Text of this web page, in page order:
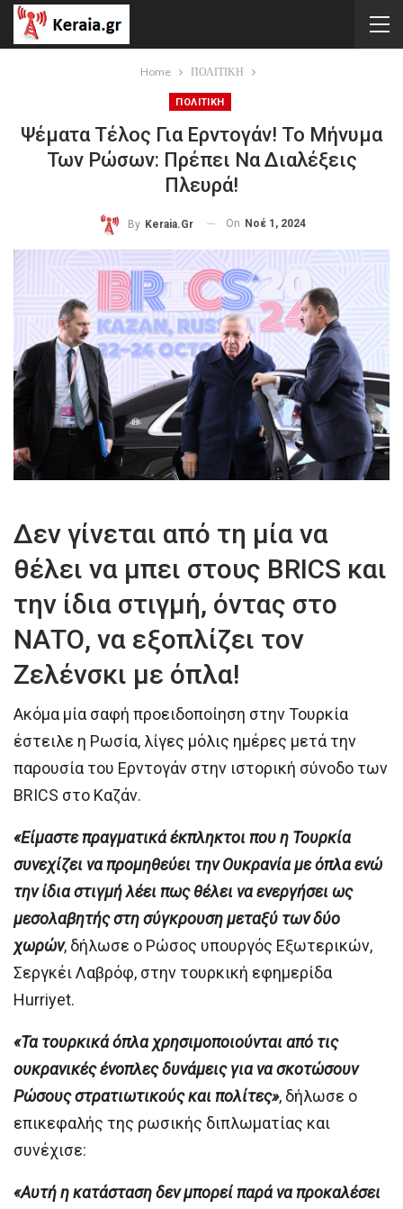
Home ΠΟΛΙΤΙΚΗ
ΠΟΛΙΤΙΚΗ
Ψέματα Τέλος Για Ερντογάν! Το Μήνυμα
Των Ρώσων: Πρέπει Να Διαλέξεις
Πλευρά!
By Keraia.gr On Νοέ 1, 2024
Δεν γίνεται από τη μία να
θέλει να μπει στους BRICS και
την ίδια στιγμή, όντας στο
ΝΑΤΟ, να εξοπλίζει τον
Ζελένσκι με όπλα!
Ακόμα μία σαφή προειδοποίηση στην Τουρκία
έστειλε η Ρωσία, λίγες μόλις ημέρες μετά την
παρουσία του Ερντογάν στην ιστορική σύνοδο των
BRICS στο Καζάν.
«Είμαστε πραγματικά έκπληκτοι που η Τουρκία
συνεχίζει να προμηθεύει την Ουκρανία με όπλα ενώ
την ίδια στιγμή λέει πως θέλει να ενεργήσει ως
μεσολαβητής στη σύγκρουση μεταξύ των δύο
χωρών, δήλωσε ο Ρώσος υπουργός Εξωτερικών,
Σεργκέι Λαβρόφ, στην τουρκική εφημερίδα
Hurriyet.
«Τα τουρκικά όπλα χρησιμοποιούνται από τις
ουκρανικές ένοπλες δυνάμεις για να σκοτώσουν
Ρώσους στρατιωτικούς και πολίτες», δήλωσε ο
επικεφαλής της ρωσικής διπλωματίας και
συνέχισε:
«Αυτή η κατάσταση δεν μπορεί παρά να προκαλέσει